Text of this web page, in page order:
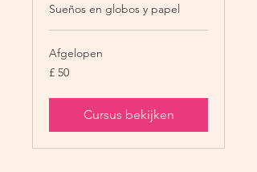
Sueños en globos y papel
Afgelopen
50
Britse
£ 50
Cursus bekijken